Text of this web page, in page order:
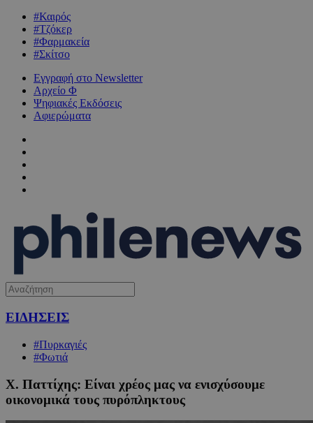
#Καιρός
#Τζόκερ
#Φαρμακεία
#Σκίτσο
Εγγραφή στο Newsletter
Αρχείο Φ
Ψηφιακές Εκδόσεις
Αφιερώματα
ΕΙΔΗΣΕΙΣ
#Πυρκαγιές
#Φωτιά
Χ. Παττίχης: Είναι χρέος μας να ενισχύσουμε
οικονομικά τους πυρόπληκτους